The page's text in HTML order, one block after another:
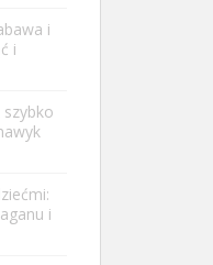
i
i
szybko
i